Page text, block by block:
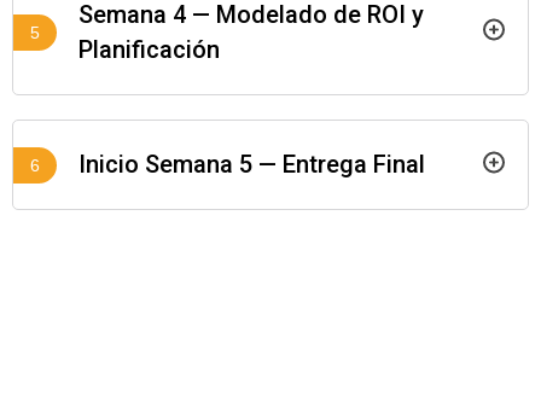
5
Semana 4 — Modelado de ROI y
Planificación
6 Inicio Semana 5 — Entrega Final